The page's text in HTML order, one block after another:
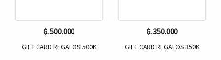
₲. 500.000
GIFT CARD REGALOS 500K
₲. 350.000
GIFT CARD REGALOS 350K